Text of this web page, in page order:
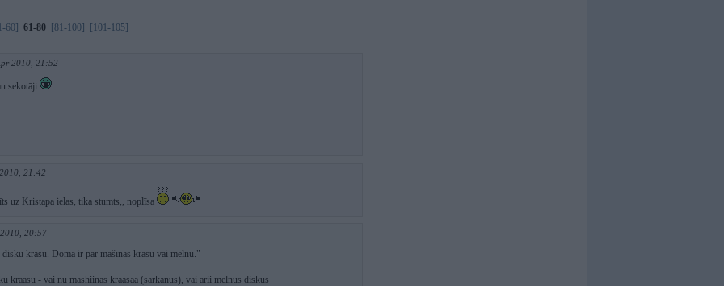
60] 61-80 [81-100] [101-105]
2010, 21:52
sekotāji
21:42
uz Kristapa ielas, tika stumts,, noplīsa
20:57
krāsu. Doma ir par mašīnas krāsu vai melnu."
kraasu - vai nu mashiinas kraasaa (sarkanus), vai arii melnus diskus